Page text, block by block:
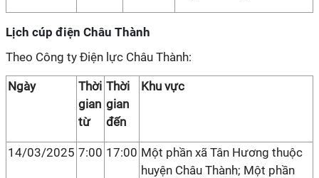
Lịch cúp điện Châu Thành
Theo Công ty Điện lực Châu Thành:
Ngày
Thời
gian
từ
Thời
gian
đến
Khu vực
14/03/2025 7:00 17:00 Một phần xã Tân Hương thuộc
huyện Châu Thành; Một phần